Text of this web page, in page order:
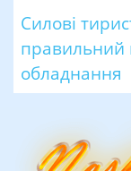
Силові
правильний
обладнання